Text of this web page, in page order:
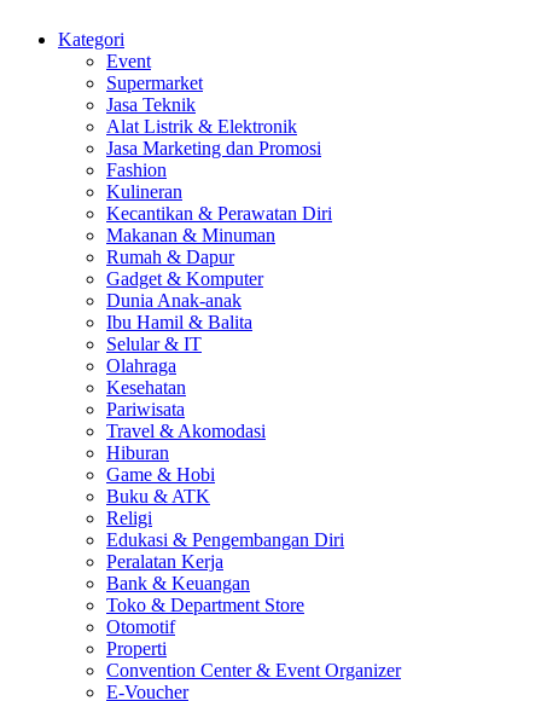
Kategori
Event
Supermarket
Jasa Teknik
Alat Listrik & Elektronik
Jasa Marketing dan Promosi
Fashion
Kulineran
Kecantikan & Perawatan Diri
Makanan & Minuman
Rumah & Dapur
Gadget & Komputer
Dunia Anak-anak
Ibu Hamil & Balita
Selular & IT
Olahraga
Kesehatan
Pariwisata
Travel & Akomodasi
Hiburan
Game & Hobi
Buku & ATK
Religi
Edukasi & Pengembangan Diri
Peralatan Kerja
Bank & Keuangan
Toko & Department Store
Otomotif
Properti
Convention Center & Event Organizer
E-Voucher